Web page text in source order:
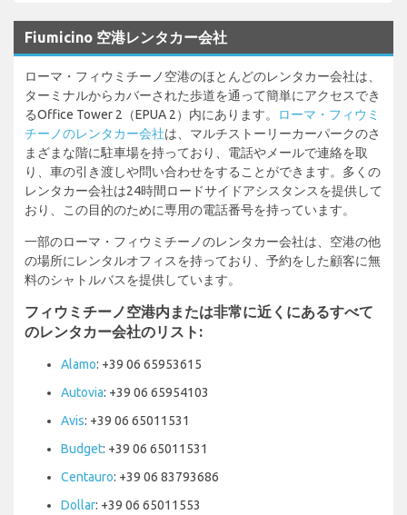
Fiumicino 空港レンタカー会社
ローマ・フィウミチーノ空港のほとんどのレンタカー会社は、
ターミナルからカバーされた歩道を通って簡単にアクセスでき
るOffice Tower 2（EPUA 2）内にあります。
ローマ・フィウミ
チーノのレンタカー会社は、マルチストーリーカーパークのさ
まざまな階に駐車場を持っており、電話やメールで連絡を取
り、車の引き渡しや問い合わせをすることができます。多くの
レンタカー会社は24時間ロードサイドアシスタンスを提供して
おり、この目的のために専用の電話番号を持っています。
一部のローマ・フィウミチーノのレンタカー会社は、空港の他
の場所にレンタルオフィスを持っており、予約をした顧客に無
料のシャトルバスを提供しています。
フィウミチーノ空港内または非常に近くにあるすべて
のレンタカー会社のリスト:
Alamo: +39 06 65953615
Autovia: +39 06 65954103
Avis: +39 06 65011531
Budget: +39 06 65011531
Centauro: +39 06 83793686
Dollar: +39 06 65011553